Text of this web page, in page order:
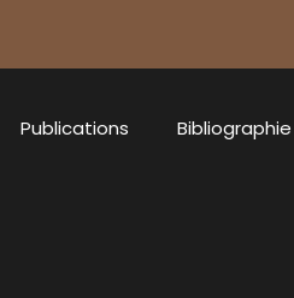
Publications Bibliographie